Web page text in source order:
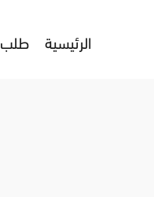
الرئيسية